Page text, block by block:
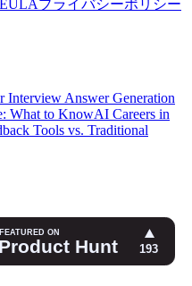
EULAプライバシーポリシー
Interview Answer Generation
What to KnowAI Careers in
Tools vs. Traditional